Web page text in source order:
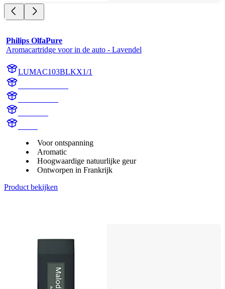
Philips OlfaPure
Aromacartridge voor in de auto - Lavendel
LUMAC103BLKX1/1
Voor ontspanning
Aromatic
Hoogwaardige natuurlijke geur
Ontworpen in Frankrijk
Product bekijken